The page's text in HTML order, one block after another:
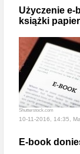
Użyczenie e-
książki
Shutterstock.com
10-11-2016, 14:35,
E-book